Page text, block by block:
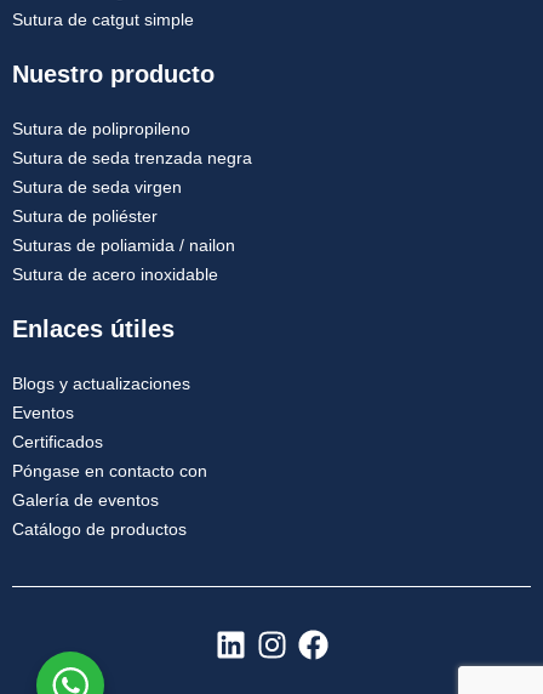
Sutura de catgut simple
Nuestro producto
Sutura de polipropileno
Sutura de seda trenzada negra
Sutura de seda virgen
Sutura de poliéster
Suturas de poliamida / nailon
Sutura de acero inoxidable
Enlaces útiles
Blogs y actualizaciones
Eventos
Certificados
Póngase en contacto con
Galería de eventos
Catálogo de productos
L
I
F